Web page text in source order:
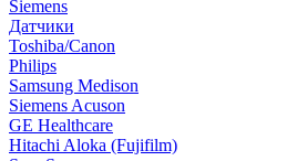
Siemens
Датчики
Toshiba/Canon
Philips
Samsung Medison
Siemens Acuson
GE Healthcare
Hitachi Aloka (Fujifilm)